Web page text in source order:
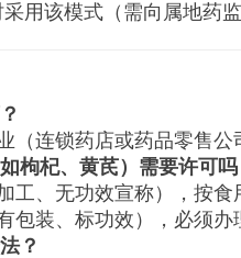
用该模式（需向属地药监
（连锁药店或药品零售公
枸杞、黄芪）需要许可吗
加工、无功效宣称），按
有包装、标功效），必须办
？